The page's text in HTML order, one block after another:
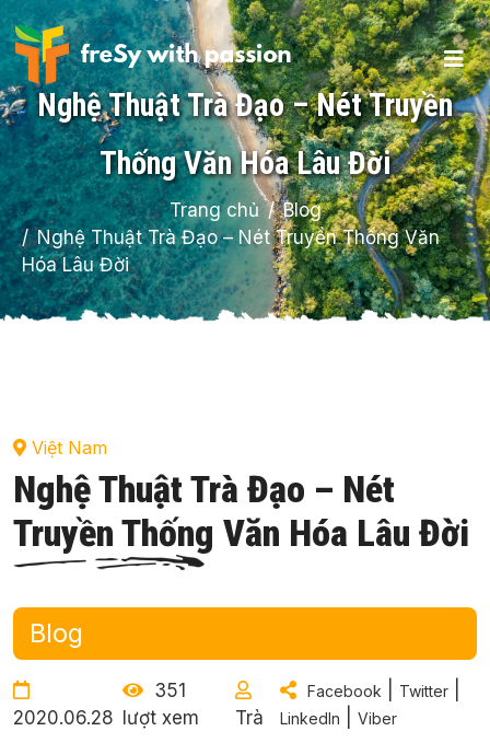
Nghệ Thuật Trà Đạo – Nét Truyền
Thống Văn Hóa Lâu Đời
Trang chủ
Blog
Nghệ Thuật Trà Đạo – Nét Truyền Thống Văn
Hóa Lâu Đời
Việt Nam
Nghệ Thuật Trà Đạo – Nét
Truyền Thống Văn Hóa Lâu Đời
Blog
2020.06.28
351
lượt xem
Trà
Facebook Twitter|
LinkedIn Viber